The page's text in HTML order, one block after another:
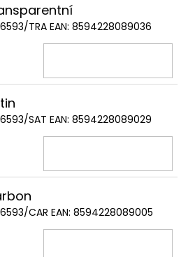
TRA EAN: 8594228089036
SAT EAN: 8594228089029
CAR EAN: 8594228089005